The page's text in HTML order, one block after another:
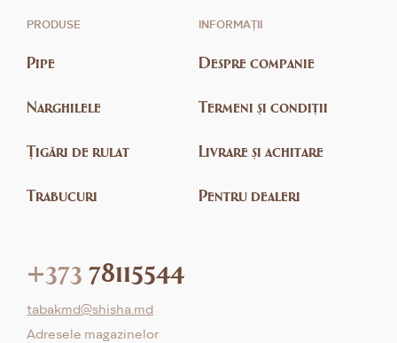
PRODUSE
Pipe
Narghilele
Țigări de rulat
Trabucuri
INFORMAȚII
Despre companie
Termeni și condiții
Livrare și achitare
Pentru dealeri
+373 78115544
tabakmd@shisha.md
Adresele magazinelor